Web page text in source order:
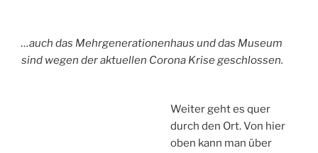
…auch das Mehrgenerationenhaus und das Museum
sind wegen der aktuellen Corona Krise geschlossen.
Weiter geht es quer
durch den Ort. Von hier
oben kann man über